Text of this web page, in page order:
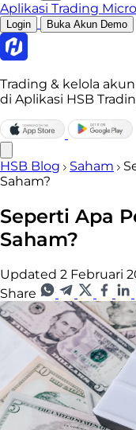
Aplikasi Trading
Login Buka Akun Demo
Trading & kelola
di Aplikasi HSB
HSB Blog Saham
Saham?
Seperti Apa
Saham?
Updated 2 Februari
Share